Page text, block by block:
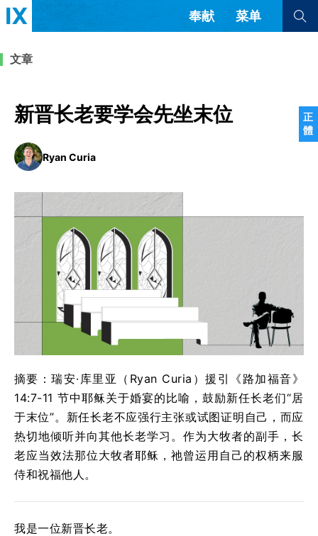
正
體
奉献 菜单
教会带领 解经式讲道与神学
福音传讲与宣教
团契生活与祷告
查看全部
查看全部
正體中文
西班牙语
葡萄牙语
乌兹别克语
达里语
罗马尼亚语
意大利语
土耳其语
阿拉伯语
阿尔巴尼亚语
柬埔寨语
文章
新晋长老要学会先坐末位
Ryan Curia
摘要：瑞安·库里亚（Ryan Curia）援引《路加福音》
14:7-11 节中耶稣关于婚宴的比喻，鼓励新任长老们“居
于末位”。新任长老不应强行主张或试图证明自己，而应
热切地倾听并向其他长老学习。作为大牧者的副手，长
老应当效法那位大牧者耶稣，祂曾运用自己的权柄来服
侍和祝福他人。
我是一位新晋长老。